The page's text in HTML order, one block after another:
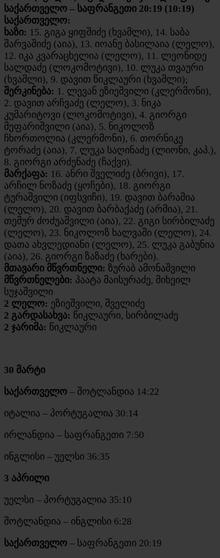
საქართველო – საფრანგეთი 20:19 (10:19)
საქართველო:
ხაზი: 15. გიგა ყიფშიძე (ხვამლი), 14. საბა
შარვაშიძე (აია), 13. იოანე ბასილაია (ლელო),
12. იკა კვარაცხელია (ლელო), 11. ლეონიდე
სალდაძე (ლოკომოტივი), 10. ლუკა თვაური
(ხვამლი), 9. დავით წიკლაური (ხვამლი);
შერკინება: 1. ლევან ეზიეშვილი (კლერმონი),
2. დავით არჩვაძე (ლელო), 3. ნიკა
კუმარიტოვი (ლოკომოტივი), 4. გიორგი
მეფარიშვილი (აია), 5. ნიკოლოზ
ჩხორთოლია (კლერმონი), 6. თორნიკე
ტორაძე (აია), 7. ლუკა საღინაძე (ლიონი, კაპ.),
8. გიორგი არძენაძე (ჩაქვი).
მარქაფა: 16. ანრი შველიძე (ბრივი), 17.
არჩილ ნოზაძე (ყოჩები), 18. გიორგი
ტურაშვილი (იფსვიჩი), 19. დავით ბარამია
(ლელო), 20. დავით ბარბაქაძე (არმია), 21.
თემურ ძოძუაშვილი (აია), 22. გიგი სირბილაძე
(ლელო), 23. ნიკოლოზ ხალვაში (ლელო), 24.
დათა ახვლედიანი (ლელო), 25. ლუკა გაბუნია
(აია), 26. გიორგი ზაზაძე (ხარები).
მთავარი მწვრთნელი: ზურაბ ამონაშვილი
მწვრთნელები: პაატა მაისურაძე, მიხეილ
სუჯაშვილი
2 ლელო: ეზიეშვილი, შველიძე
2 გარდასახვა: წიკლაური, სირბილაძე
2 ჯარიმა: წიკლაური
30 მარტი
საქართველო – შოტლანდია 14:22
იტალია – პორტუგალია 30:14
ირლანდია – საფრანგეთი 7:50
ინგლისი – უელსი 36:35
3 აპრილი
უელსი – პორტუგალია 35:10
შოტლანდია – ინგლისი 6:28
საქართველო – საფრანგეთი 20:19